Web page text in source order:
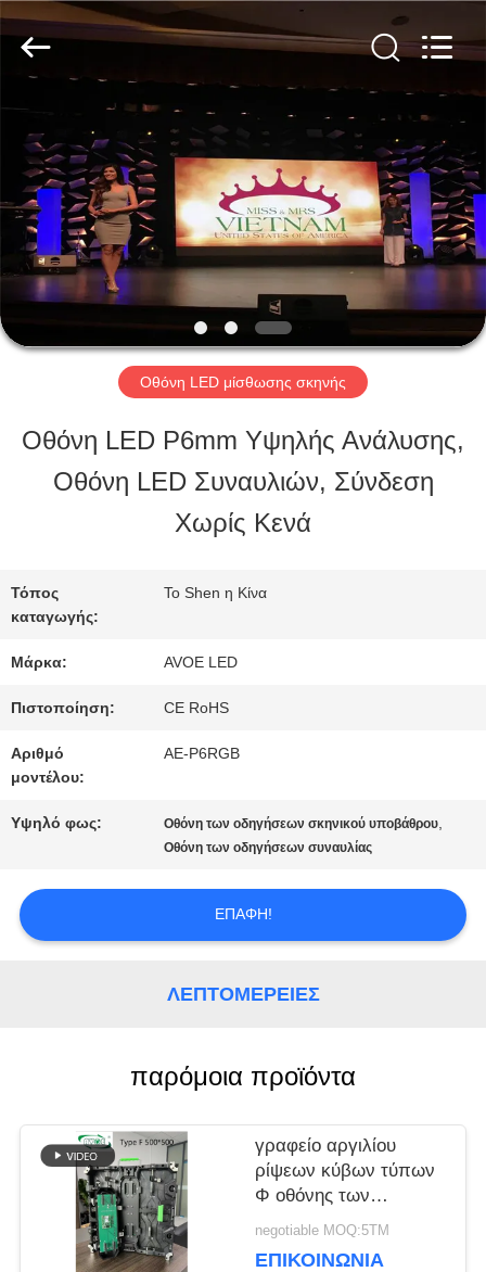
ΣΠΊΤΙ
ΠΡΟΪΌΝΤΑ
ΣΧΕΤΙΚΆ
ΜΕ
ΕΠΙΣΚΈΨΕΙΣ
ΕΠΙΚΟΙΝΩΝΉΣΤΕ
ΜΑΖΊ
ΕΙΔΉΣΕΙΣ
ΖΗΤΉΣΤΕ
ΜΙΑ
AVOE
Rights
Reserved.
Οθόνη LED μίσθωσης σκηνής
Οθόνη LED P6mm Υψηλής Ανάλυσης,
Οθόνη LED Συναυλιών, Σύνδεση
Χωρίς Κενά
Τόπος
καταγωγής:
Το Shen η Κίνα
Μάρκα: AVOE LED
Πιστοποίηση: CE RoHS
Αριθμό
μοντέλου:
AE-P6RGB
Υψηλό φως: Οθόνη των οδηγήσεων σκηνικού υποβάθρου,
Οθόνη των οδηγήσεων συναυλίας
ΕΠΑΦΉ!
ΛΕΠΤΟΜΈΡΕΙΕΣ
παρόμοια προϊόντα
γραφείο αργιλίου
ρίψεων κύβων τύπων
Φ οθόνης των
οδηγήσεων συναυλίας
negotiable MOQ:5ΤΜ
ΕΠΙΚΟΙΝΩΝΊΑ